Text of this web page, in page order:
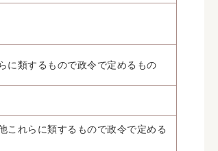
に類するもので政令で定めるもの
これらに類するもので政令で定める